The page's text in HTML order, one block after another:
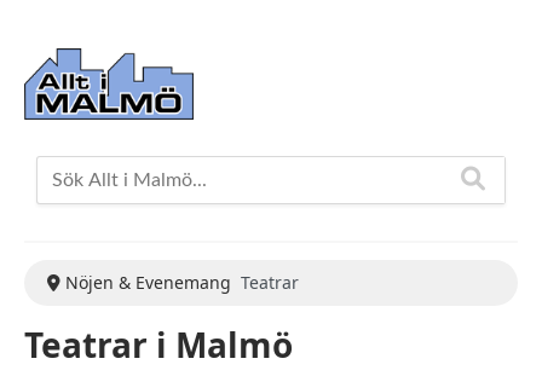
Nöjen & Evenemang Teatrar
Teatrar i Malmö